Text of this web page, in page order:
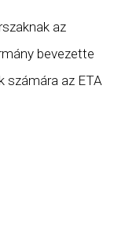
az
bevezette
számára az ETA